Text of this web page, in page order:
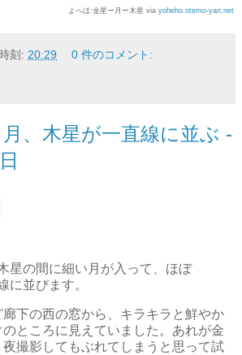
よへほ:金星ー月ー木星 via yoheho.otemo-yan.net
時刻: 20:29 0 件のコメント:
、木星が一直線に並ぶ -
星の間に細い月が入って、ほぼ
に並びます。
下の西の窓から、キラキラと鮮やか
ところに見えていました。あれが金
撮影してもぶれてしまうと思って試